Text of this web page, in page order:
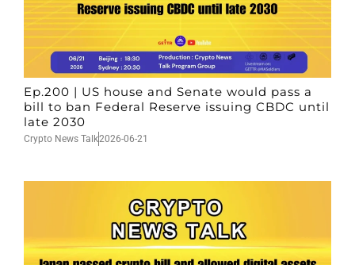
Ep.200 | US house and Senate would pass a
bill to ban Federal Reserve issuing CBDC until
late 2030
Crypto News Talk2026-06-21